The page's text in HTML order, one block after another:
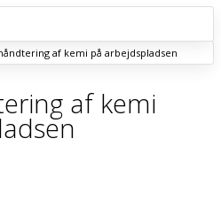
af kemi på arbejdspladsen
af kemi